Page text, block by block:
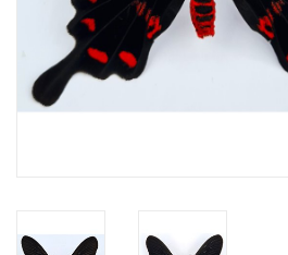
Huiden & vachten
Opgezette dieren